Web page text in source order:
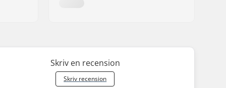
Skriv en recension
Skriv recension